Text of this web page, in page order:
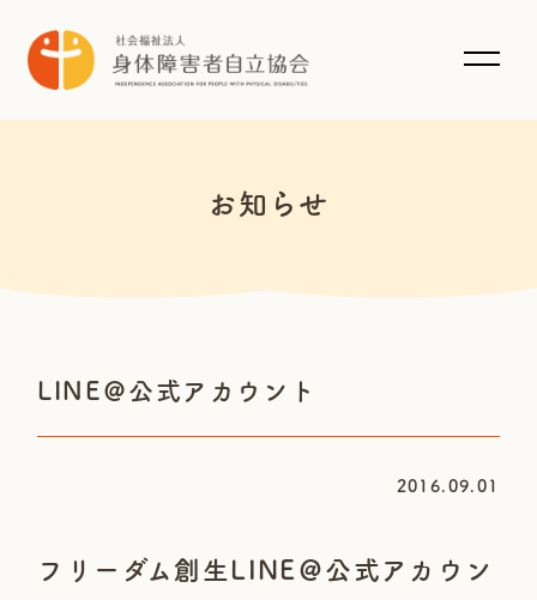
お知らせ
LINE＠公式アカウント
2016.09.01
フリーダム創生LINE＠公式アカウン